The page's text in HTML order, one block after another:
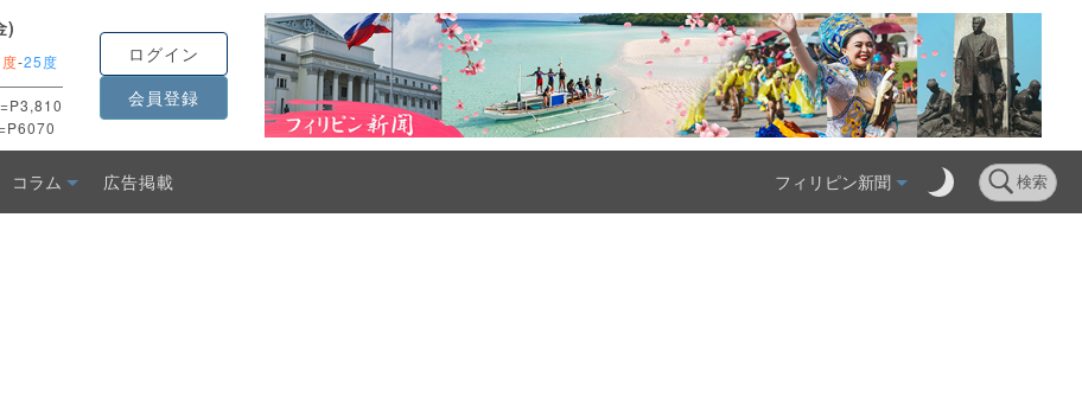
)
-25度
ログイン
会員登録
コラム 広告掲載 フィリピン新聞 検索